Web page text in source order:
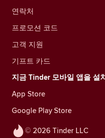
© 2026 Tinder LLC
연락처
프로모션 코드
고객 지원
기프트 카드
지금 Tinder 모바일 앱을 설
App Store
Google Play Store